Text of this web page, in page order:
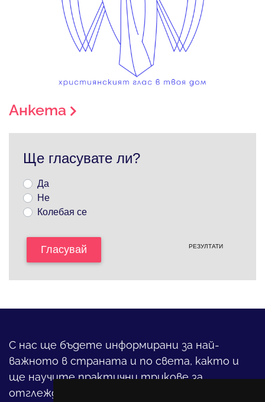
Анкета
Ще гласувате ли?
Да
Не
Колебая се
Гласувай РЕЗУЛТАТИ
С нас ще бъдете информирани за най-
важното в страната и по света, както и
ще научите практични трикове за
отглеждането на детето, за